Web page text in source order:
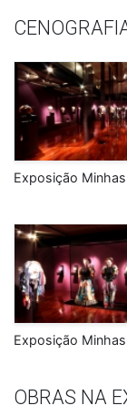
Exposição
Exposição
OBRAS NA